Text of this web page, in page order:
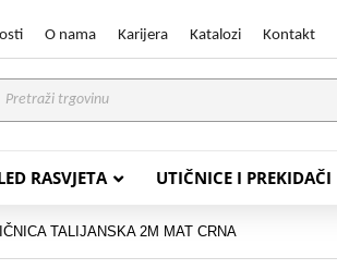
O nama Karijera Katalozi Kontakt
RASVJETA UTIČNICE I PREKIDAČI
TALIJANSKA 2M MAT CRNA